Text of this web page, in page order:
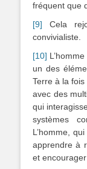
fréquent que
[9] Cela
convivialiste.
[10]
un des
Terre à la fois
avec des
qui
systèmes
L’homme,
apprendre à
et